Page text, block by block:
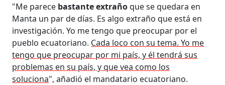
"Me parece bastante extrañoque se quedara en
Manta un par de días. Es algo extraño que está en
investigación. Yo me tengo que preocupar por el
pueblo ecuatoriano. Cada loco con su tema. Yo me
tengo que preocupar por mi país, y él tendrá sus
problemas en su país, y que vea como los
soluciona", añadió el mandatario ecuatoriano.